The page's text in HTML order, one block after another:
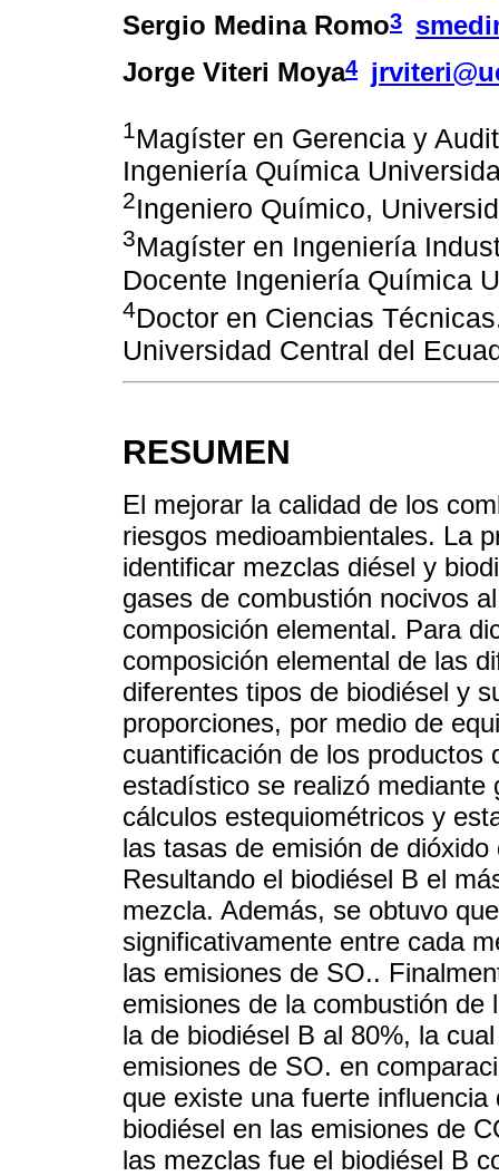
Sergio Medina Romo3
Jorge Viteri Moya4
1Magíster en Gerencia y
Ingeniería Química
2Ingeniero Químico,
3Magíster en Ingeniería
Docente Ingeniería Química
4Doctor en Ciencias
Universidad Central del
RESUMEN
El mejorar la calidad de los
riesgos medioambientales. La
identificar mezclas diésel y
gases de combustión nocivos
composición elemental. Para
composición elemental de las
diferentes tipos de biodiésel y
proporciones, por medio de
cuantificación de los productos
estadístico se realizó
cálculos estequiométricos y
las tasas de emisión de
Resultando el biodiésel B el
mezcla. Además, se obtuvo
significativamente entre cada
las emisiones de SO..
emisiones de la combustión
la de biodiésel B al 80%, la
emisiones de SO. en
que existe una fuerte
biodiésel en las emisiones de
las mezclas fue el biodiésel B